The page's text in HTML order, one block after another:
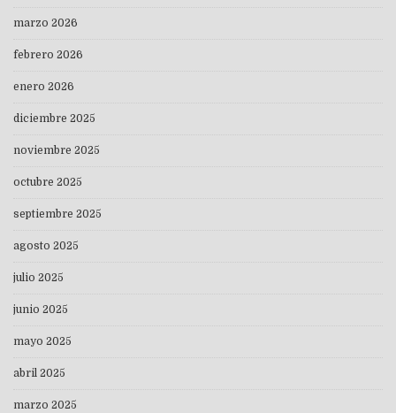
marzo 2026
febrero 2026
enero 2026
diciembre 2025
noviembre 2025
octubre 2025
septiembre 2025
agosto 2025
julio 2025
junio 2025
mayo 2025
abril 2025
marzo 2025